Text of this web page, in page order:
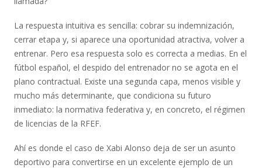
La respuesta intuitiva es sencilla: cobrar su indemnización,
cerrar etapa y, si aparece una oportunidad atractiva, volver a
entrenar. Pero esa respuesta solo es correcta a medias. En el
fútbol español, el despido del entrenador no se agota en el
plano contractual. Existe una segunda capa, menos visible y
mucho más determinante, que condiciona su futuro
inmediato: la normativa federativa y, en concreto, el régimen
de licencias de la RFEF.
Ahí es donde el caso de Xabi Alonso deja de ser un asunto
deportivo para convertirse en un excelente ejemplo de un